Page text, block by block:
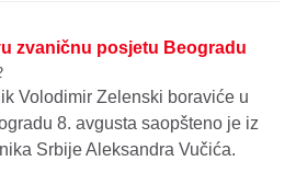
zvaničnu posjetu Beogradu
Volodimir Zelenski boraviće u
8. avgusta saopšteno je iz
Srbije Aleksandra Vučića.